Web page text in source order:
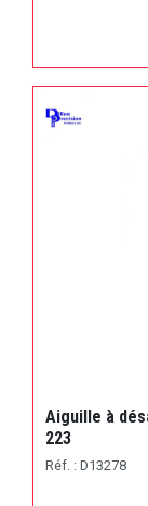
Aiguille à
223
Réf. : D13278